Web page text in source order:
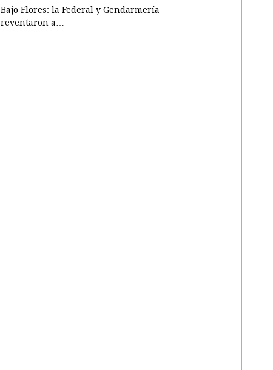
Bajo Flores: la Federal y Gendarmería
reventaron a…